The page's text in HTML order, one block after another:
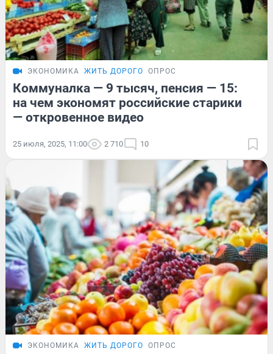
ЭКОНОМИКА ЖИТЬ ДОРОГО ОПРОС
Коммуналка — 9 тысяч, пенсия — 15:
на чем экономят российские старики
— откровенное видео
25 июля, 2025, 11:00 2 710 10
ЭКОНОМИКА ЖИТЬ ДОРОГО ОПРОС